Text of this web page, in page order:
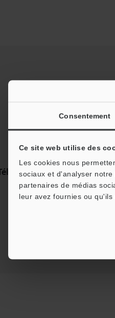
Consentement
Ce site web utilise des
Les cookies nous
sociaux et d'analyser
partenaires de médias
leur avez fournies ou
Guides
Assistance: